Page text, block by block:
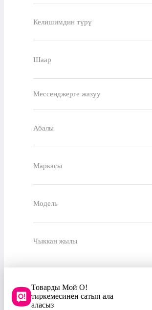
Келишимдин түрү
Шаар
Мессенджерге жазуу
Абалы
Маркасы
Модель
Чыккан жылы
Товарды Мой О!
тиркемесинен сатып ала
аласыз